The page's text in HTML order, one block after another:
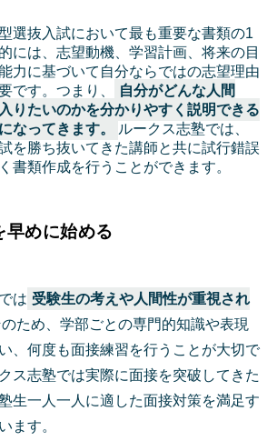
選抜入試において最も重要な書類の1
には、志望動機、学習計画、将来の目
力に基づいて自分ならではの志望理由
です。つまり、
自分がどんな人間
りたいのかを分かりやすく説明できる
なってきます。
ルークス志塾では、
を勝ち抜いてきた講師と共に試行錯誤
書類作成を行うことができます。
早めに始める
は 受験生の考えや人間性が重視され
のため、学部ごとの専門的知識や表現
、何度も面接練習を行うことが大切で
ス志塾では実際に面接を突破してきた
生一人一人に適した面接対策を満足す
ます。